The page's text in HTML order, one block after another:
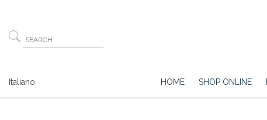
Italiano HOME SHOP ONLINE